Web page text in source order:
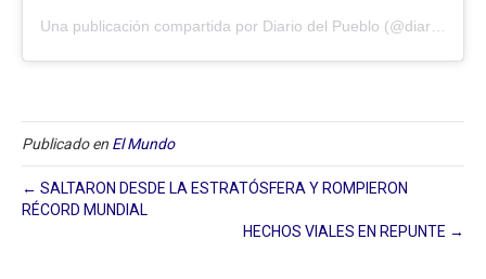
Publicado en El Mundo
← SALTARON DESDE LA ESTRATÓSFERA Y ROMPIERON
RÉCORD MUNDIAL
HECHOS VIALES EN REPUNTE →